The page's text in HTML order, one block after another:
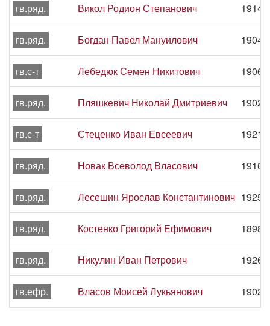
гв.ряд. Викол Родион Степанович 1914
гв.ряд. Богдан Павел Мануилович 1904
гв.с-т Лебедюк Семен Никитович 1906
гв.ряд. Пляшкевич Николай Дмитриевич 1902
гв.с-т Стеценко Иван Евсеевич 1921
гв.ряд. Новак Всеволод Власович 1910
гв.ряд. Лесешин Ярослав Константинович 1925
гв.ряд. Костенко Григорий Ефимович 1898
гв.ряд. Никулин Иван Петрович 1926
гв.ефр. Власов Моисей Лукьянович 1902